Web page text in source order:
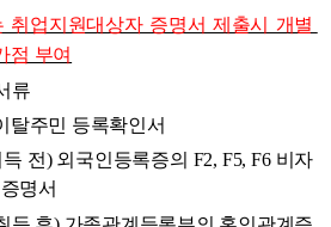
취업지원대상자 증명서 제출시 개별
점 부여
류
탈주민 등록확인서
전) 외국인등록증의 F2, F5, F6 비자
명서